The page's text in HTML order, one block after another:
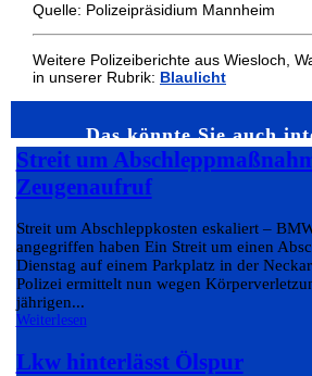
Quelle: Polizeipräsidium Mannheim
Weitere Polizeiberichte aus Wiesloch,
in unserer Rubrik: Blaulicht
Das könnte Sie auch
Streit um
Zeugenaufruf
Streit um Abschleppkosten eskaliert –
angegriffen haben Ein Streit um einen
Dienstag auf einem Parkplatz in der
Polizei ermittelt nun wegen
jährigen...
Weiterlesen
Lkw hinterlässt Ölspur